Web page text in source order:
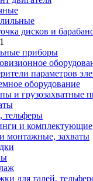
дисков и
приборы
параметров
оборудование
и грузозахватные
тельферы
и комплектующие
монтажные, захваты
для талей,